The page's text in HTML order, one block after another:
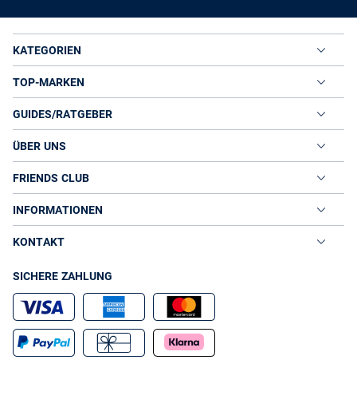
KATEGORIEN
TOP-MARKEN
GUIDES/RATGEBER
ÜBER UNS
FRIENDS CLUB
INFORMATIONEN
KONTAKT
SICHERE ZAHLUNG